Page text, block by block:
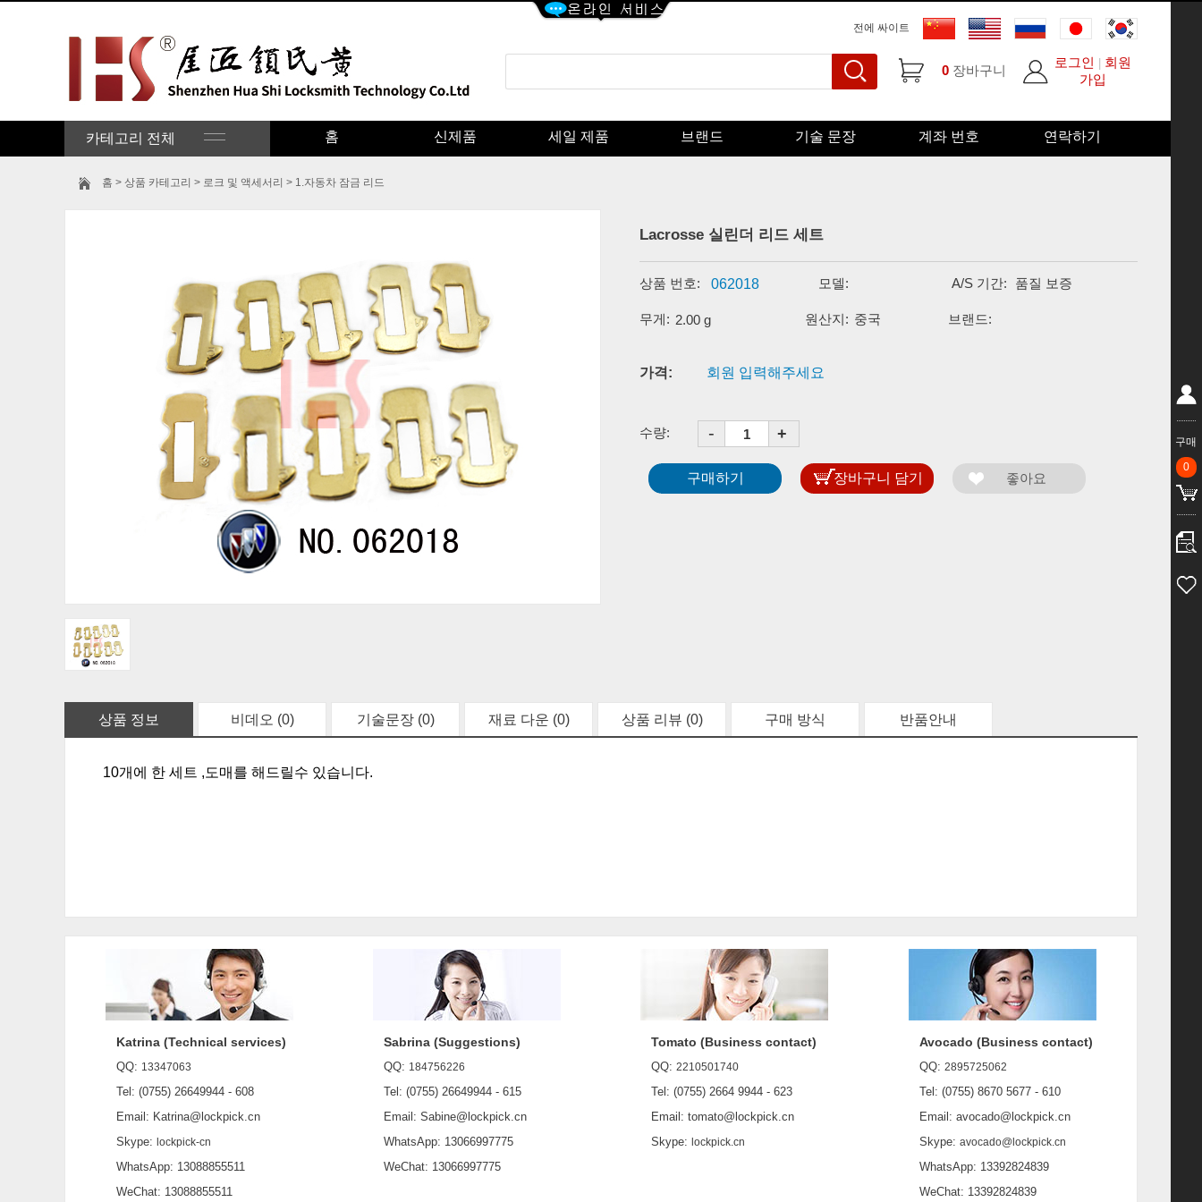
전에 싸이트
0 장바구니
로그인
회원
가입
카테고리 전체 홈 신제품 세일 제품 브랜드 기술 문장 계좌 번호 연락하기
홈 > 상품 카테고리 > 로크 및 액세서리 > 1.자동차 잠금 리드
Lacrosse 실린더 리드 세트
상품 번호: 062018 모델: A/S 기간: 품질 보증
무게: 2.00 g 원산지: 중국 브랜드:
가격: 회원 입력해주세요
수량: - +
상품 정보 비데오 (0) 기술문장 (0) 재료 다운 (0) 상품 리뷰 (0) 구매 방식 반품안내
10개에 한 세트 ,도매를 해드릴수 있습니다.
Katrina (Technical services)
QQ: 13347063
Tel: (0755) 26649944 - 608
Email: Katrina@lockpick.cn
Skype: lockpick-cn
WhatsApp: 13088855511
WeChat: 13088855511
Sabrina (Suggestions)
QQ: 184756226
Tel: (0755) 26649944 - 615
Email: Sabine@lockpick.cn
WhatsApp: 13066997775
WeChat: 13066997775
Tomato (Business contact)
QQ: 2210501740
Tel: (0755) 2664 9944 - 623
Email: tomato@lockpick.cn
Skype: lockpick.cn
Avocado (Business contact)
QQ: 2895725062
Tel: (0755) 8670 5677 - 610
Email: avocado@lockpick.cn
Skype: avocado@lockpick.cn
WhatsApp: 13392824839
WeChat: 13392824839
구매
0